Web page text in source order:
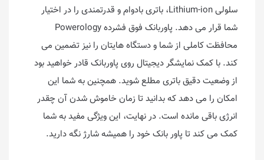
سلولی Lithium-ion، باتری بادوام و قدرتمندی را در اختیار
شما قرار می دهد. پاوربانک فوق فشرده Powerology
محافظت کاملی از شما و دستگاه هایتان را نیز تضمین می
کند. با کمک نمایشگر دیجیتال روی پاوربانک قادر خواهید بود
از وضعیت دقیق باتری مطلع شوید. همچنین به شما این
امکان را می دهد که بدانید تا زمان خاموش شدن آن چقدر
انرژی باقی مانده است. در نهایت، این ویژگی مفید به شما
کمک می کند تا پاور بانک خود را همیشه شارژ نگه دارید.